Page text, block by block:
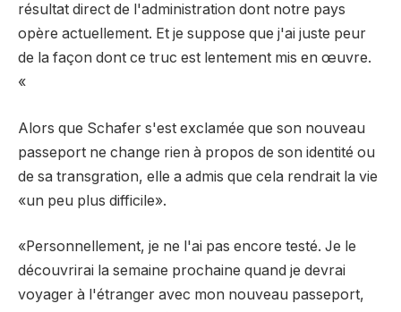
résultat direct de l'administration dont notre pays
opère actuellement. Et je suppose que j'ai juste peur
de la façon dont ce truc est lentement mis en œuvre.
«
Alors que Schafer s'est exclamée que son nouveau
passeport ne change rien à propos de son identité ou
de sa transgration, elle a admis que cela rendrait la vie
«un peu plus difficile».
«Personnellement, je ne l'ai pas encore testé. Je le
découvrirai la semaine prochaine quand je devrai
voyager à l'étranger avec mon nouveau passeport,